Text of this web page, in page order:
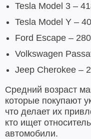
Tesla Model 3 –
Tesla Model Y –
Ford Escape –
Volkswagen
Jeep Cherokee –
Средний возраст
которые покупают
что делает их
кто ищет
автомобили.